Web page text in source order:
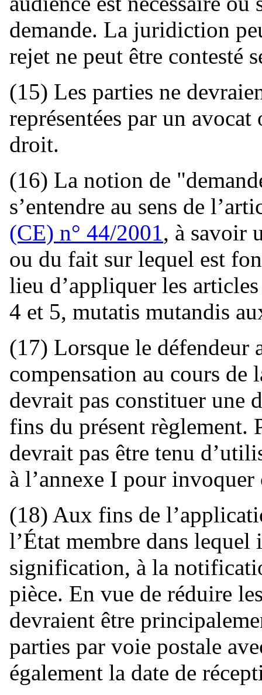
demande. La juridiction
rejet ne peut être contesté
(15) Les parties ne
représentées par un
droit.
(16) La notion de
s’entendre au sens de
(CE) n° 44/2001, à savoir
ou du fait sur lequel est
lieu d’appliquer les
4 et 5, mutatis mutandis
(17) Lorsque le défendeur
compensation au cours de
devrait pas constituer une
fins du présent règlement.
devrait pas être tenu
à l’annexe I pour
(18) Aux fins de
l’État membre dans
signification, à la
pièce. En vue de réduire
devraient être
parties par voie postale
également la date de